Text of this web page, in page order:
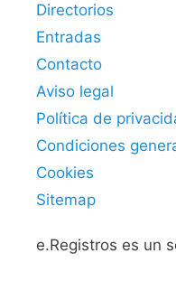
Directorios
Entradas
Contacto
Aviso legal
Política de
Condiciones
Cookies
Sitemap
e.Registros es un